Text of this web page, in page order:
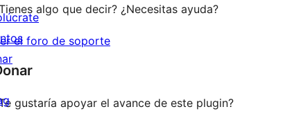
algo que decir? ¿Necesitas ayuda?
el foro de soporte
gustaría apoyar el avance de este plugin?